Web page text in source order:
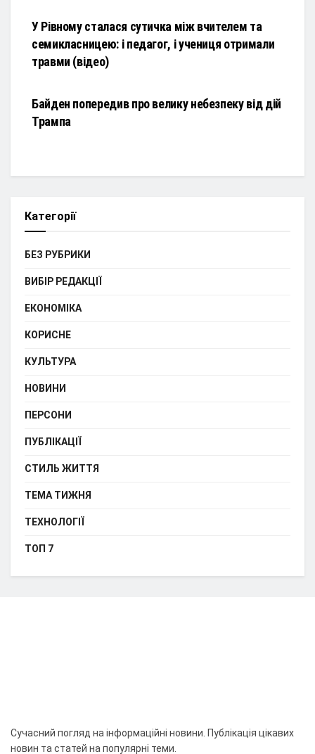
У Рівному сталася сутичка між вчителем та
семикласницею: і педагог, і учениця отримали
травми (відео)
Байден попередив про велику небезпеку від дій
Трампа
Категорії
БЕЗ РУБРИКИ
ВИБІР РЕДАКЦІЇ
ЕКОНОМІКА
КОРИСНЕ
КУЛЬТУРА
НОВИНИ
ПЕРСОНИ
ПУБЛІКАЦІЇ
СТИЛЬ ЖИТТЯ
ТЕМА ТИЖНЯ
ТЕХНОЛОГІЇ
ТОП 7
Сучасний погляд на інформаційні новини. Публікація цікавих
новин та статей на популярні теми.